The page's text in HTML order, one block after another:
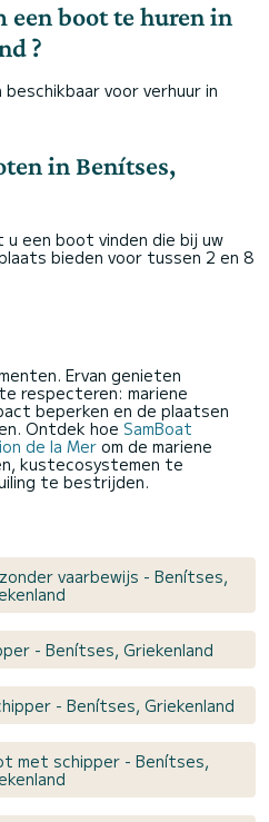
een boot te huren in
?
voor verhuur in
in Benítses,
een boot vinden die bij uw
bieden voor tussen 2 en 8
Ervan genieten
respecteren: mariene
beperken en de plaatsen
Ontdek hoe SamBoat
de la Mer om de mariene
kustecosystemen te
te bestrijden.
vaarbewijs - Benítses,
- Benítses, Griekenland
- Benítses, Griekenland
met schipper - Benítses,